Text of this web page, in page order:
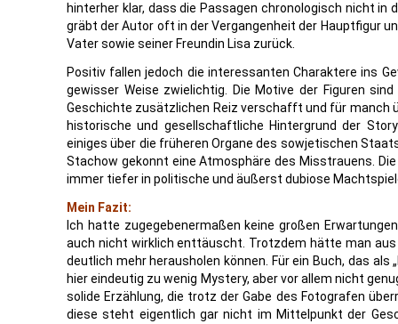
hinterher klar, dass die Passagen chronologisch nicht in
gräbt der Autor oft in der Vergangenheit der Hauptfigur
Vater sowie seiner Freundin Lisa zurück.
Positiv fallen jedoch die interessanten Charaktere ins
gewisser Weise zwielichtig. Die Motive der Figuren
Geschichte zusätzlichen Reiz verschafft und für manch
historische und gesellschaftliche Hintergrund der
einiges über die früheren Organe des sowjetischen
Stachow gekonnt eine Atmosphäre des Misstrauens.
immer tiefer in politische und äußerst dubiose
Mein Fazit:
Ich hatte zugegebenermaßen keine großen
auch nicht wirklich enttäuscht. Trotzdem hätte man aus
deutlich mehr herausholen können. Für ein Buch, das als
hier eindeutig zu wenig Mystery, aber vor allem nicht
solide Erzählung, die trotz der Gabe des Fotografen
diese steht eigentlich gar nicht im Mittelpunkt der